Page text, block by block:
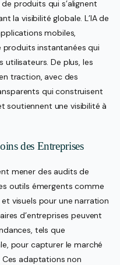
produits qui s’alignent
la visibilité globale. L’IA de
mobiles,
instantanées qui
De plus, les
traction, avec des
qui construisent
soutiennent une visibilité à
des Entreprises
mener des audits de
outils émergents comme
visuels pour une narration
d’entreprises peuvent
tels que
pour capturer le marché
adaptations non